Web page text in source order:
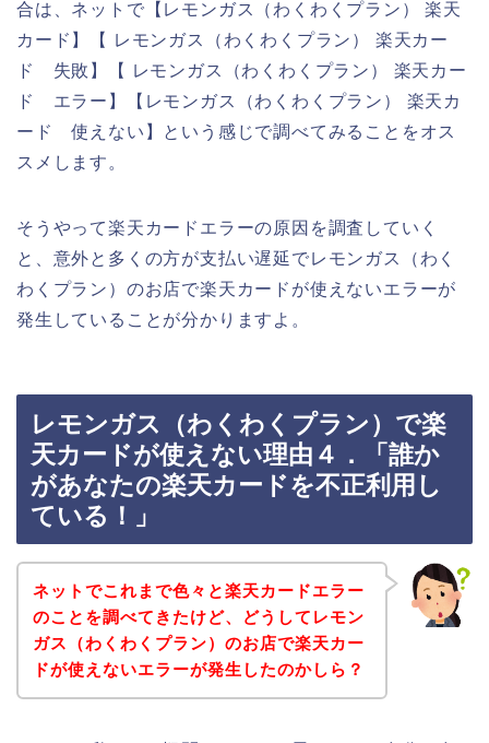
合は、ネットで【レモンガス（わくわくプラン） 楽天
カード】【 レモンガス（わくわくプラン） 楽天カー
ド 失敗】【 レモンガス（わくわくプラン） 楽天カー
ド エラー】【レモンガス（わくわくプラン） 楽天カ
ード 使えない】という感じで調べてみることをオス
スメします。
そうやって楽天カードエラーの原因を調査していく
と、意外と多くの方が支払い遅延でレモンガス（わく
わくプラン）のお店で楽天カードが使えないエラーが
発生していることが分かりますよ。
レモンガス（わくわくプラン）で楽
天カードが使えない理由４．「誰か
があなたの楽天カードを不正利用し
ている！」
ネットでこれまで色々と楽天カードエラー
のことを調べてきたけど、どうしてレモン
ガス（わくわくプラン）のお店で楽天カー
ドが使えないエラーが発生したのかしら？